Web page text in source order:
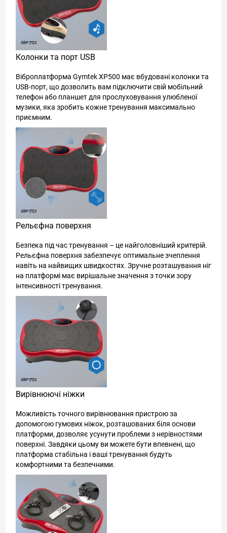
Колонки та порт USB
Віброплатформа Gymtek ХP500 має вбудовані колонки та
USB-порт, що дозволить вам підключити свій мобільний
телефон або планшет для прослуховування улюбленої
музики, яка зробить кожне тренування максимально
приємним.
Рельєфна поверхня
Безпека під час тренування – це найголовніший критерій.
Рельєфна поверхня забезпечує оптимальне зчеплення
навіть на найвищих швидкостях. Зручне розташування ніг
на платформі має вирішальне значення з точки зору
інтенсивності тренування.
Вирівнюючі ніжки
Можливість точного вирівнювання пристрою за
допомогою гумових ніжок, розташованих біля основи
платформи, дозволяє усунути проблеми з нерівностями
поверхні. Завдяки цьому ви можете бути впевнені, що
платформа стабільна і ваші тренування будуть
комфортними та безпечними.